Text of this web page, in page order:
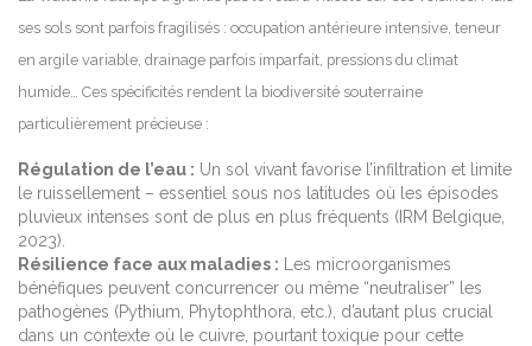
ses sols sont parfois fragilisés : occupation antérieure intensive, teneur
en argile variable, drainage parfois imparfait, pressions du climat
humide… Ces spécificités rendent la biodiversité souterraine
particulièrement précieuse :
Régulation de l’eau : Un sol vivant favorise l’infiltration et limite
le ruissellement – essentiel sous nos latitudes où les épisodes
pluvieux intenses sont de plus en plus fréquents (IRM Belgique,
2023).
Résilience face aux maladies : Les microorganismes
bénéfiques peuvent concurrencer ou même “neutraliser” les
pathogènes (Pythium, Phytophthora, etc.), d’autant plus crucial
dans un contexte où le cuivre, pourtant toxique pour cette